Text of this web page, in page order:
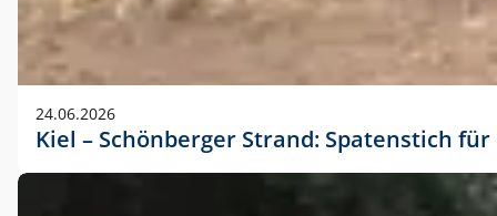
24.06.2026
Kiel – Schönberger Strand: Spatenstich